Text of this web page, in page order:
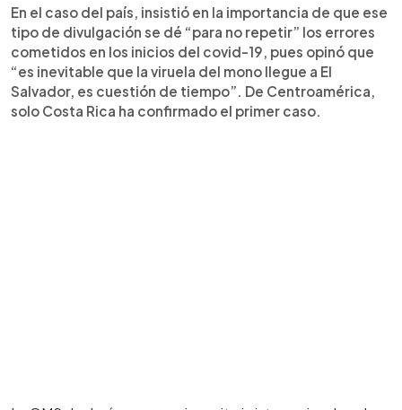
En el caso del país, insistió en la importancia de que ese
tipo de divulgación se dé “para no repetir” los errores
cometidos en los inicios del covid-19, pues opinó que
“es inevitable que la viruela del mono llegue a El
Salvador, es cuestión de tiempo”. De Centroamérica,
solo Costa Rica ha confirmado el primer caso.